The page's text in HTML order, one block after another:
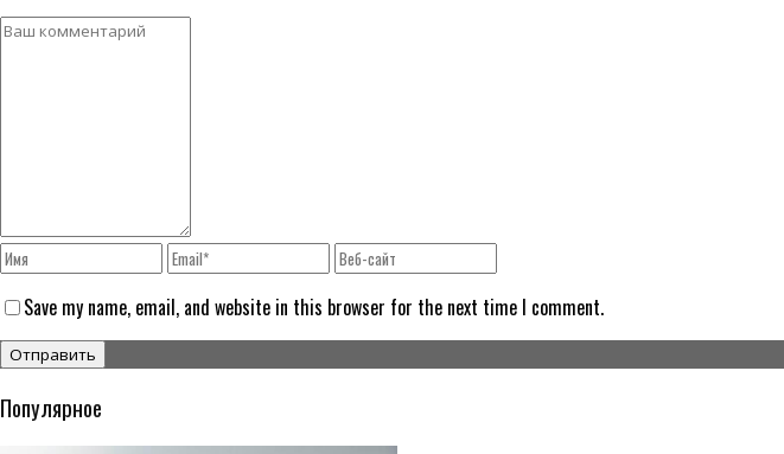
Save my name, email, and website in this browser for the next time I comment.
Популярное